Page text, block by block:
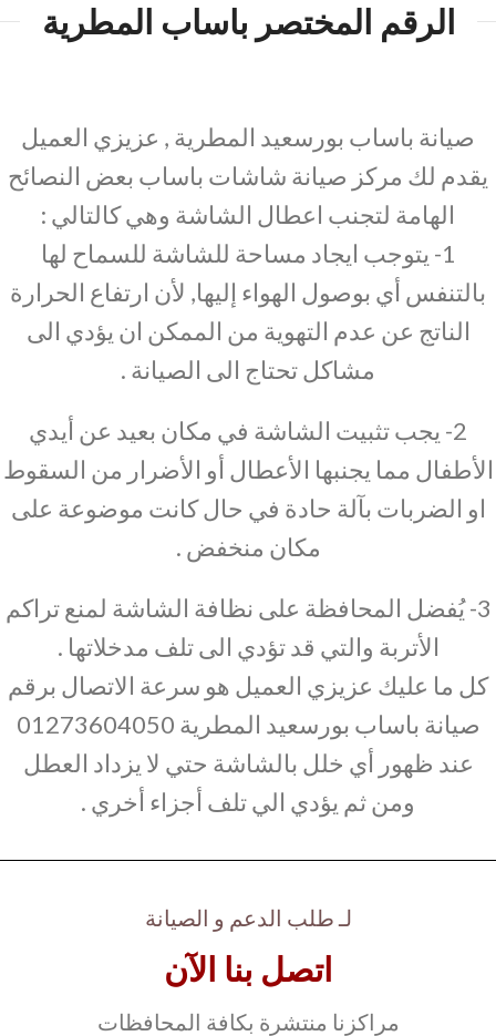
الرقم المختصر باساب المطرية
صيانة باساب بورسعيد المطرية , عزيزي العميل
يقدم لك مركز صيانة شاشات باساب بعض النصائح
الهامة لتجنب اعطال الشاشة وهي كالتالي :
1- يتوجب ايجاد مساحة للشاشة للسماح لها
بالتنفس أي بوصول الهواء إليها, لأن ارتفاع الحرارة
الناتج عن عدم التهوية من الممكن ان يؤدي الى
مشاكل تحتاج الى الصيانة .
2- يجب تثبيت الشاشة في مكان بعيد عن أيدي
الأطفال مما يجنبها الأعطال أو الأضرار من السقوط
او الضربات بآلة حادة في حال كانت موضوعة على
مكان منخفض .
3- يُفضل المحافظة على نظافة الشاشة لمنع تراكم
الأتربة والتي قد تؤدي الى تلف مدخلاتها .
كل ما عليك عزيزي العميل هو سرعة الاتصال برقم
صيانة باساب بورسعيد المطرية 01273604050
عند ظهور أي خلل بالشاشة حتي لا يزداد العطل
ومن ثم يؤدي الي تلف أجزاء أخري .
لـ طلب الدعم و الصيانة
اتصل بنا الآن
مراكزنا منتشرة بكافة المحافظات